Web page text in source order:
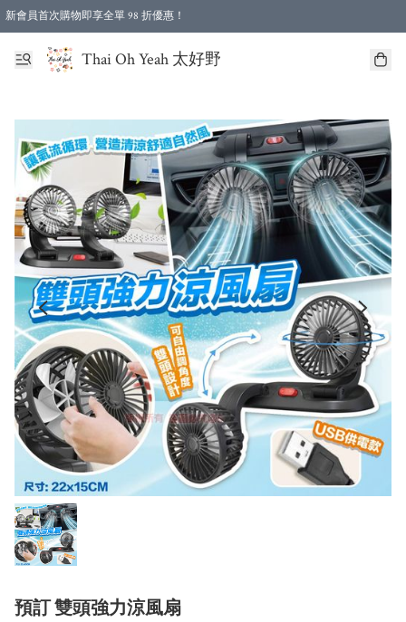
新會員首次購物即享全單 98 折優惠！
特選會員可享全單低至 96 折優惠！
Thai Oh Yeah 太好野
預訂 雙頭強力涼風扇